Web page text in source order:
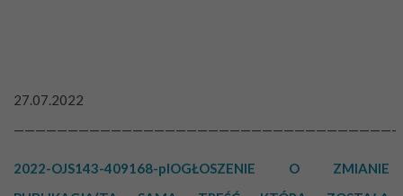
27.07.2022
———————————————————————————————————-
2022-OJS143-409168-plOGŁOSZENIE O ZMIANIE